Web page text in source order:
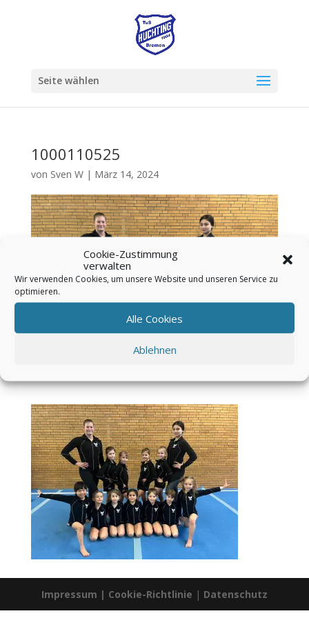
Cookie-Zustimmung
verwalten
Wir verwenden Cookies, um unsere Website und unseren Service zu
optimieren.
Alle Cookies
Ablehnen
Seite wählen
1000110525
von Sven W| März 14, 2024
Impressum | Cookie-Richtlinie | Datenschutz